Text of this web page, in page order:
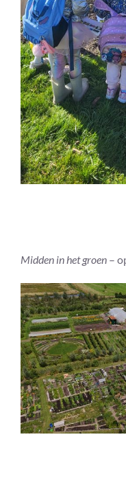
Midden in het groen–